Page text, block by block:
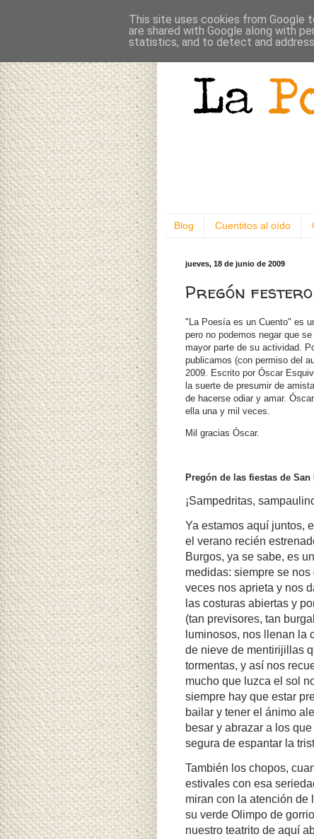
Blog Cuentitos al oído
jueves, 18 de junio de 2009
Pregón festero
"La Poesía es un Cuento" es
pero no podemos negar que
mayor parte de su actividad.
publicamos (con permiso del
2009. Escrito por Óscar
la suerte de presumir de
de hacerse odiar y amar.
ella una y mil veces.
Mil gracias Óscar.
Pregón de las fiestas de
¡Sampedritas,
Ya estamos aquí juntos,
el verano recién
Burgos, ya se sabe, es
medidas: siempre se
veces nos aprieta y nos
las costuras abiertas y
(tan previsores, tan
luminosos, nos llenan la
de nieve de mentirijillas
tormentas, y así nos
mucho que luzca el sol
siempre hay que estar
bailar y tener el ánimo
besar y abrazar a los
segura de espantar la
También los chopos,
estivales con esa
miran con la atención de
su verde Olimpo de
nuestro teatrito de aquí
This site uses cookies from Google
are shared with Google along with
statistics, and to detect and